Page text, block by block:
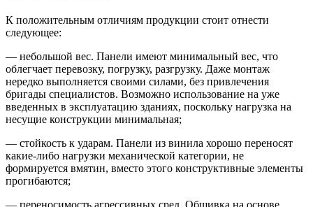
К положительным отличиям продукции стоит отнести
следующее:
— небольшой вес. Панели имеют минимальный вес, что
облегчает перевозку, погрузку, разгрузку. Даже монтаж
нередко выполняется своими силами, без привлечения
бригады специалистов. Возможно использование на уже
введенных в эксплуатацию зданиях, поскольку нагрузка на
несущие конструкции минимальная;
— стойкость к ударам. Панели из винила хорошо переносят
какие-либо нагрузки механической категории, не
формируется вмятин, вместо этого конструктивные элементы
прогибаются;
— переносимость агрессивных сред. Обшивка на основе